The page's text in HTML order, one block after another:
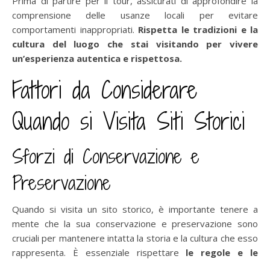
comprensione delle usanze locali per evitare
comportamenti inappropriati. Rispetta le tradizioni e la
cultura del luogo che stai visitando per vivere
un’esperienza autentica e rispettosa.
Fattori da Considerare
Quando si Visita Siti Storici
Sforzi di Conservazione e
Preservazione
Quando si visita un sito storico, è importante tenere a
mente che la sua conservazione e preservazione sono
cruciali per mantenere intatta la storia e la cultura che esso
rappresenta. È essenziale rispettare le regole e le